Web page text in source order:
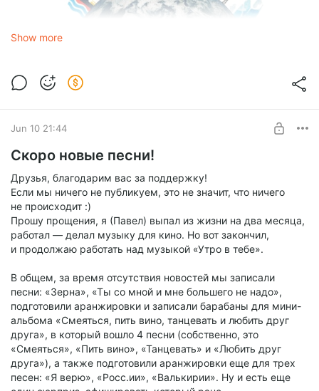
Show more
Jun 10 21:44
Скоро новые песни!
Друзья, ‎благодарим ‎вас‏ ‎за ‎поддержку!
Если ‎мы ‎ничего‏ ‎не ‎публикуем,‏ ‎это‏ ‎не ‎значит, ‎что ‎ничего
‎не ‎происходит ‎:)
Прошу ‎прощения,‏ ‎я ‎(Павел)‏ ‎выпал‏ ‎из‏ ‎жизни ‎на ‎два‏ ‎месяца,
‎работал‏ ‎— ‎делал ‎музыку ‎для‏ ‎кино.‏ ‎Но ‎вот ‎закончил,‏
‎и ‎продолжаю‏ ‎работать ‎над‏ ‎музыкой ‎«Утро ‎в‏ ‎тебе».
В‏ ‎общем, ‎за ‎время‏ ‎отсутствия ‎новостей ‎мы ‎записали‏
‎песни: ‎«Зерна»,‏ ‎«Ты‏ ‎со‏ ‎мной ‎и ‎мне ‎большего ‎не‏ ‎надо»,
‎подготовили ‎аранжировки‏ ‎и‏ ‎записали ‎барабаны‏ ‎для ‎мини-
альбома ‎«Смеяться, ‎пить‏ ‎вино, ‎танцевать ‎и ‎любить‏ ‎друг‏
‎друга», ‎в‏ ‎который ‎вошло‏ ‎4 ‎песни ‎(собственно, ‎это
‎«Смеяться»,‏ ‎«Пить‏ ‎вино»,‏ ‎«Танцевать» ‎и‏ ‎«Любить ‎друг‏
‎друга»), ‎а‏ ‎также‏ ‎подготовили ‎аранжировки ‎еще‏ ‎для ‎трех
‎песен: ‎«Я‏ ‎верю», ‎«Росс.ии»,‏ ‎«Валькирии».‏ ‎Ну ‎и ‎есть ‎еще